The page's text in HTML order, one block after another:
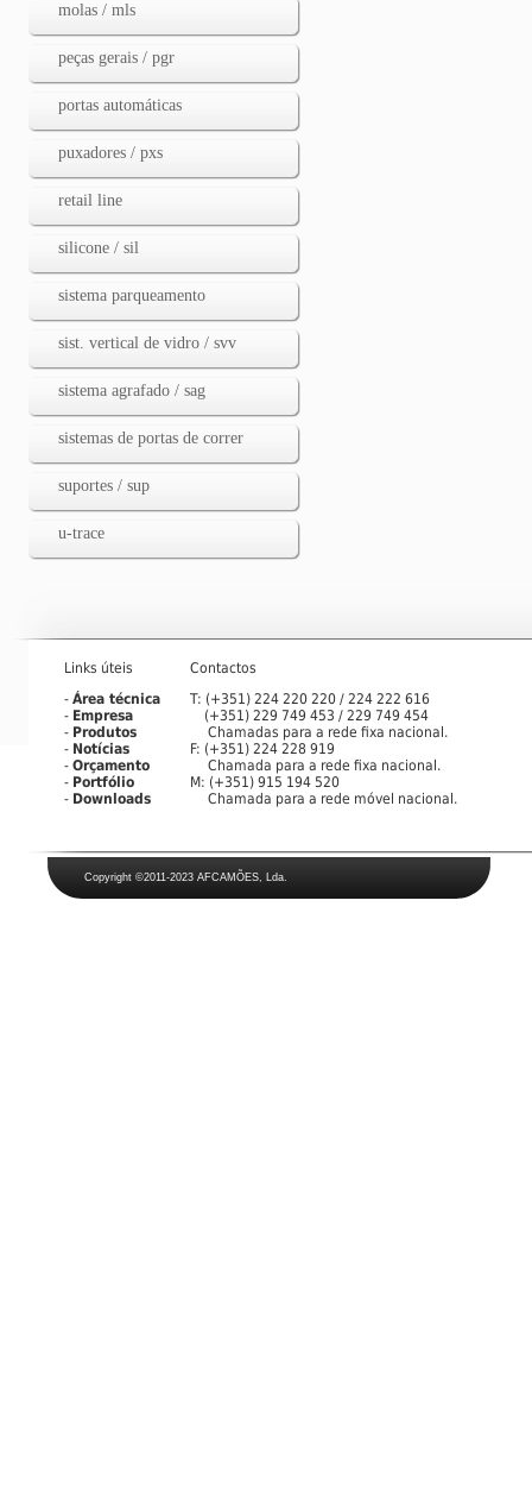
molas / mls
peças gerais / pgr
portas automáticas
puxadores / pxs
retail line
silicone / sil
sistema parqueamento
sist. vertical de vidro / svv
sistema agrafado / sag
sistemas de portas de correr
suportes / sup
u-trace
Links úteis
- Área técnica
- Empresa
- Produtos
- Notícias
- Orçamento
- Portfólio
- Downloads
Contactos
T: (+351) 224 220 220 / 224 222 616
(+351) 229 749 453 / 229 749 454
Chamadas para a rede fixa nacional.
F: (+351) 224 228 919
Chamada para a rede fixa nacional.
M: (+351) 915 194 520
Chamada para a rede móvel nacional.
Copyright ©2011-2023 AFCAMÕES, Lda.